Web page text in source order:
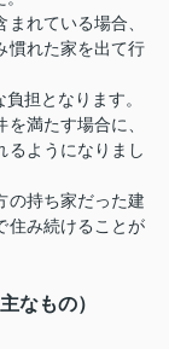
れている場合、
慣れた家を出て行
担となります。
満たす場合に、
るようになりまし
の持ち家だった建
住み続けることが
なもの）